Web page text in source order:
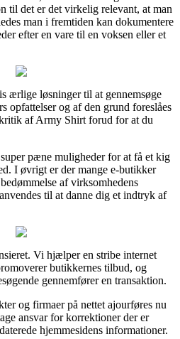
til det er det virkelig relevant, at man
man i fremtiden kan dokumentere
efter en vare til en voksen eller et
ærlige løsninger til at gennemsøge
opfattelser og af den grund foreslåes
af Army Shirt forud for at du
pæne muligheder for at få et kig
I øvrigt er der mange e-butikker
af virksomhedens
til at danne dig et indtryk af
Vi hjælper en stribe internet
butikkernes tilbud, og
gennemfører en transaktion.
og firmaer på nettet ajourføres nu
ansvar for korrektioner der er
hjemmesidens informationer.